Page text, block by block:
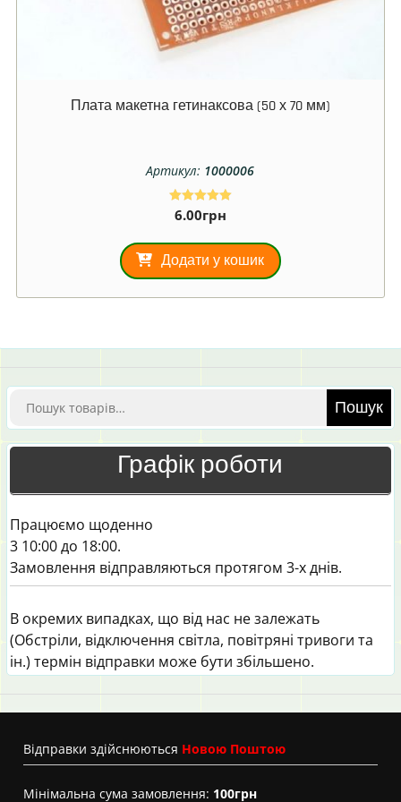
Плата макетна гетинаксова (50 х 70 мм)
Артикул: 1000006
Оцінено в
5.00
6.00грн
Додати у кошик
Шукати: Пошук
Графік роботи
Працюємо щоденно
3 10:00 до 18:00.
Замовлення відправляються протягом 3-х днів.
В окремих випадках, що від нас не залежать
(Обстріли, відключення світла, повітряні тривоги та
ін.) термін відправки може бути збільшено.
Вiдправки здійснюються Новою Поштою
Мінімальна сума замовлення: 100грн